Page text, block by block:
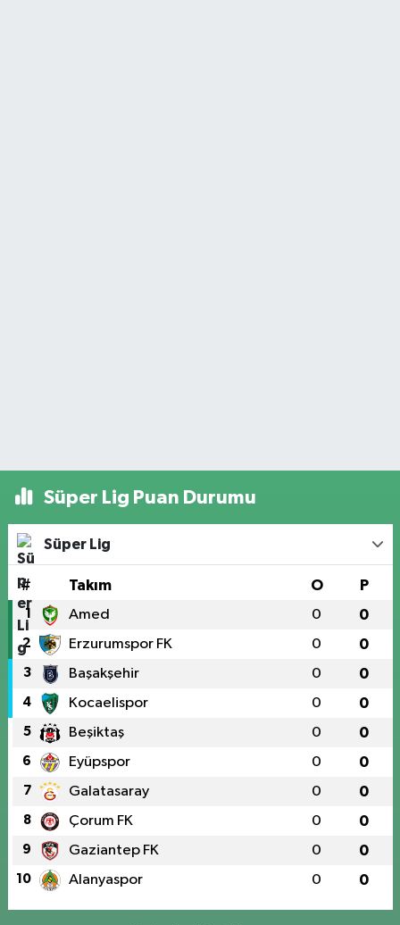
Süper Lig Puan Durumu
Süper Lig
# Takım O P
1 Amed 0 0
2 Erzurumspor FK 0 0
3 Başakşehir 0 0
4 Kocaelispor 0 0
5 Beşiktaş 0 0
6 Eyüpspor 0 0
7 Galatasaray 0 0
8 Çorum FK 0 0
9 Gaziantep FK 0 0
10 Alanyaspor 0 0